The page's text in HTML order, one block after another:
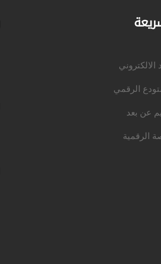
الالكتروني
الرقمي
عن بعد
الرقمية